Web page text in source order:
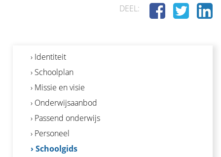
DEEL:
› Identiteit
› Schoolplan
› Missie en visie
› Onderwijsaanbod
› Passend onderwijs
› Personeel
› Schoolgids